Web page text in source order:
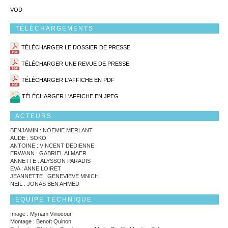
VOD
TÉLÉCHARGEMENTS
TÉLÉCHARGER LE DOSSIER DE PRESSE
TÉLÉCHARGER UNE REVUE DE PRESSE
TÉLÉCHARGER L'AFFICHE EN PDF
TÉLÉCHARGER L'AFFICHE EN JPEG
ACTEURS
BENJAMIN : NOEMIE MERLANT
AUDE : SOKO
ANTOINE : VINCENT DEDIENNE
ERWANN : GABRIEL ALMAER
ANNETTE : ALYSSON PARADIS
EVA : ANNE LOIRET
JEANNETTE : GENEVIEVE MNICH
NEIL : JONAS BEN AHMED
EQUIPE TECHNIQUE
Image : Myriam Vinocour
Montage : Benoît Quinon